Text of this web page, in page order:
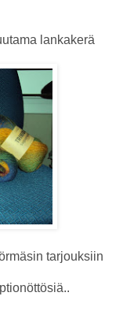
lankakerä
tarjouksiin